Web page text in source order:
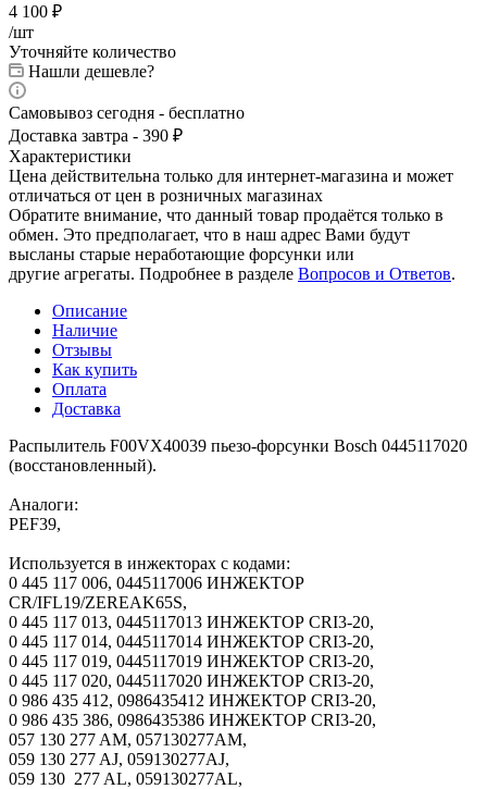
4 100 ₽
/шт
Уточняйте количество
Нашли дешевле?
Самовывоз сегодня - бесплатно
Доставка завтра - 390 ₽
Характеристики
Цена действительна только для интернет-магазина и может
отличаться от цен в розничных магазинах
Обратите внимание, что данный товар продаётся только в
обмен. Это предполагает, что в наш адрес Вами будут
высланы старые неработающие форсунки или
другие агрегаты. Подробнее в разделе Вопросов и Ответов.
Описание
Наличие
Отзывы
Как купить
Оплата
Доставка
Распылитель F00VX40039 пьезо-форсунки Bosch 0445117020
(восстановленный).
Аналоги:
PEF39,
Используется в инжекторах с кодами:
0 445 117 006, 0445117006 ИНЖЕКТОР
CR/IFL19/ZEREAK65S,
0 445 117 013, 0445117013 ИНЖЕКТОР CRI3-20,
0 445 117 014, 0445117014 ИНЖЕКТОР CRI3-20,
0 445 117 019, 0445117019 ИНЖЕКТОР CRI3-20,
0 445 117 020, 0445117020 ИНЖЕКТОР CRI3-20,
0 986 435 412, 0986435412 ИНЖЕКТОР CRI3-20,
0 986 435 386, 0986435386 ИНЖЕКТОР CRI3-20,
057 130 277 AM, 057130277AM,
059 130 277 AJ, 059130277AJ,
059 130 277 AL, 059130277AL,